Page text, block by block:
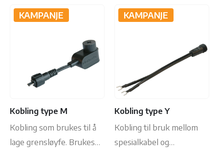
KAMPANJE
Kobling type M
Kobling som brukes til å
lage grensløyfe. Brukes
KAMPANJE
Kobling type Y
Kobling til bruk mellom
spesialkabel og